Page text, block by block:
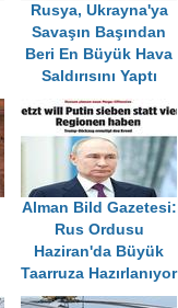
Rusya, Ukrayna'ya
Savaşın Başından
Beri En Büyük Hava
Saldırısını Yaptı
Alman Bild Gazetesi:
Rus Ordusu
Haziran'da Büyük
Taarruza Hazırlanıyor